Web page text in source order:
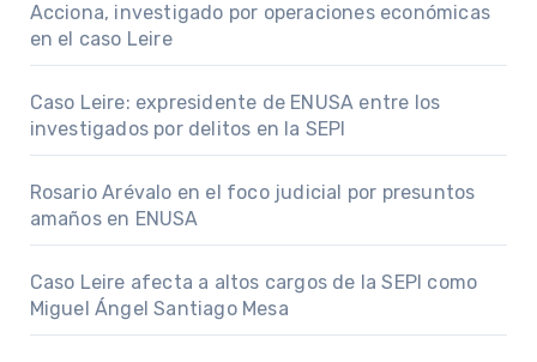
Acciona, investigado por operaciones económicas
en el caso Leire
Caso Leire: expresidente de ENUSA entre los
investigados por delitos en la SEPI
Rosario Arévalo en el foco judicial por presuntos
amaños en ENUSA
Caso Leire afecta a altos cargos de la SEPI como
Miguel Ángel Santiago Mesa